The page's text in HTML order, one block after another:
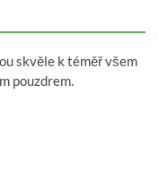
skvěle k téměř všem
pouzdrem.